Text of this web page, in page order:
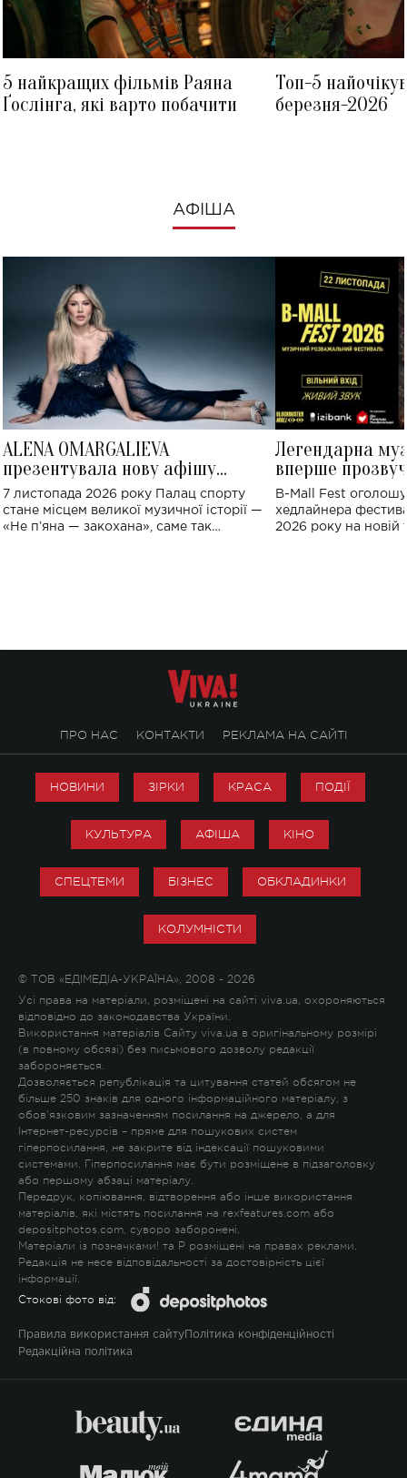
5 найкращих фільмів Раяна
Ґослінга, які варто побачити
Топ-5
березня-2026
АФІША
ALENA OMARGALIEVA
презентувала нову афішу
великого концерту в Палаці
спорту
7 листопада 2026 року Палац спорту
стане місцем великої музичної історії —
«Не пʼяна — закохана», саме так
Легендарна
вперше
Україні: де
B-Mall Fest
хедлайнера
2026 року на новій
ПРО НАС КОНТАКТИ РЕКЛАМА НА САЙТІ
НОВИНИ ЗІРКИ КРАСА ПОДІЇ
КУЛЬТУРА АФІША КІНО
СПЕЦТЕМИ БІЗНЕС ОБКЛАДИНКИ
КОЛУМНІСТИ
© ТОВ «ЕДІМЕДІА-УКРАЇНА», 2008 - 2026
Усі права на матеріали, розміщені на сайті viva.ua, охороняються
відповідно до законодавства України.
Використання матеріалів Сайту viva.ua в оригінальному розмірі
(в повному обсязі) без письмового дозволу редакції
забороняється.
Дозволяється републікація та цитування статей обсягом не
більше 250 знаків для одного інформаційного матеріалу, з
обов'язковим зазначенням посилання на джерело, а для
Інтернет-ресурсів – пряме для пошукових систем
гіперпосилання, не закрите від індексації пошуковими
системами. Гіперпосилання має бути розміщене в підзаголовку
або першому абзаці матеріалу.
Передрук, копіювання, відтворення або інше використання
матеріалів, які містять посилання на rexfeatures.com або
depositphotos.com, суворо заборонені.
Матеріали із позначками! та P розміщені на правах реклами.
Редакція не несе відповідальності за достовірність цієї
інформації.
Стокові фото від:
Правила використання сайту Політика конфіденційності
Редакційна політика